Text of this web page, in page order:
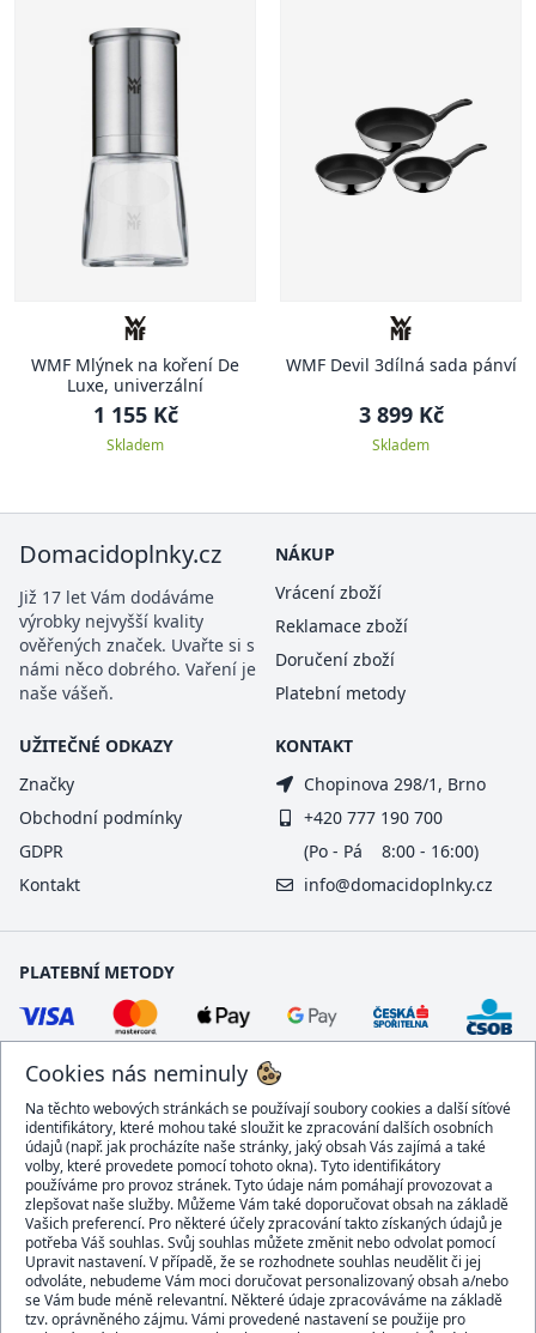
WMF Mlýnek na koření De
Luxe, univerzální
1 155 Kč
Skladem
WMF Devil 3dílná sada pánví
3 899 Kč
Skladem
Cookies nás neminuly
Na těchto webových stránkách se používají soubory cookies a další síťové
identifikátory, které mohou také sloužit ke zpracování dalších osobních
údajů (např. jak procházíte naše stránky, jaký obsah Vás zajímá a také
volby, které provedete pomocí tohoto okna). Tyto identifikátory
používáme pro provoz stránek. Tyto údaje nám pomáhají provozovat a
zlepšovat naše služby. Můžeme Vám také doporučovat obsah na základě
Vašich preferencí. Pro některé účely zpracování takto získaných údajů je
potřeba Váš souhlas. Svůj souhlas můžete změnit nebo odvolat pomocí
Upravit nastavení. V případě, že se rozhodnete souhlas neudělit či jej
odvoláte, nebudeme Vám moci doručovat personalizovaný obsah a/nebo
se Vám bude méně relevantní. Některé údaje zpracováváme na základě
tzv. oprávněného zájmu. Vámi provedené nastavení se použije pro
Domacidoplnky.cz
Již 17 let Vám dodáváme
výrobky nejvyšší kvality
ověřených značek. Uvařte si s
námi něco dobrého. Vaření je
naše vášeň.
NÁKUP
Vrácení zboží
Reklamace zboží
Doručení zboží
Platební metody
UŽITEČNÉ ODKAZY
Značky
Obchodní podmínky
GDPR
Kontakt
KONTAKT
Chopinova 298/1, Brno
+420 777 190 700
(Po - Pá 8:00 - 16:00)
info@domacidoplnky.cz
PLATEBNÍ METODY
DOPRAVCI
BEZPEČNÝ OBCHOD